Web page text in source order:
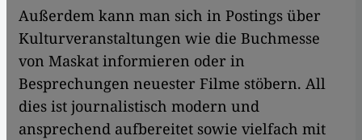
Außerdem kann man sich in Postings über
Kulturveranstaltungen wie die Buchmesse
von Maskat informieren oder in
Besprechungen neuester Filme stöbern. All
dies ist journalistisch modern und
ansprechend aufbereitet sowie vielfach mit